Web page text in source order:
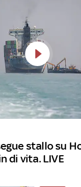
stallo su
di vita. LIVE